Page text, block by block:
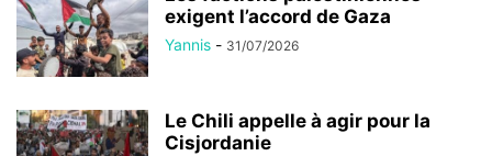
exigent l’accord de Gaza
Yannis - 31/07/2026
Le Chili appelle à agir pour la
Cisjordanie